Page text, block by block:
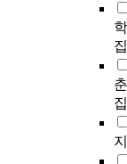
집
집
지